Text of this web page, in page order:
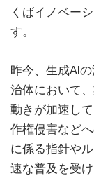
くばイノベー
す。
昨今、生成AI
治体において
動きが加速し
作権侵害など
に係る指針や
速な普及を受